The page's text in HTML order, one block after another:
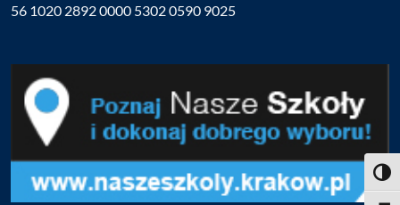
56 1020 2892 0000 5302 0590 9025